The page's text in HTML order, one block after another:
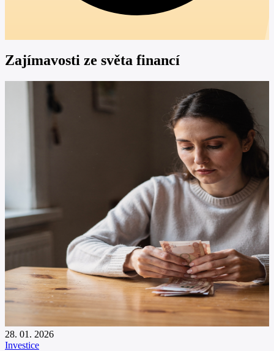
Zajímavosti ze světa financí
28. 01. 2026
Investice